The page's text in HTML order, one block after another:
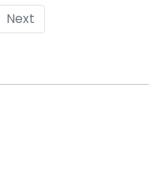
Next